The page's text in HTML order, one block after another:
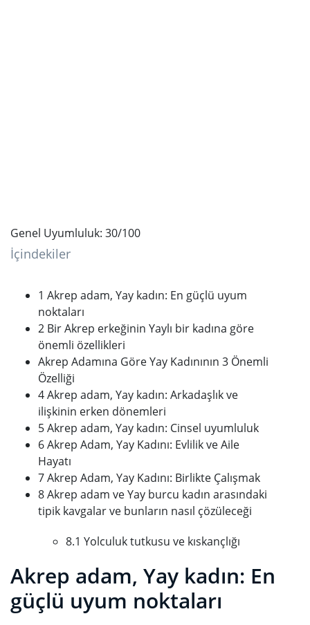
Genel Uyumluluk: 30/100
İçindekiler
1 Akrep adam, Yay kadın: En güçlü uyum
noktaları
2 Bir Akrep erkeğinin Yaylı bir kadına göre
önemli özellikleri
Akrep Adamına Göre Yay Kadınının 3 Önemli
Özelliği
4 Akrep adam, Yay kadın: Arkadaşlık ve
ilişkinin erken dönemleri
5 Akrep adam, Yay kadın: Cinsel uyumluluk
6 Akrep Adam, Yay Kadını: Evlilik ve Aile
Hayatı
7 Akrep Adam, Yay Kadını: Birlikte Çalışmak
8 Akrep adam ve Yay burcu kadın arasındaki
tipik kavgalar ve bunların nasıl çözüleceği
8.1 Yolculuk tutkusu ve kıskançlığı
Akrep adam, Yay kadın: En
güçlü uyum noktaları